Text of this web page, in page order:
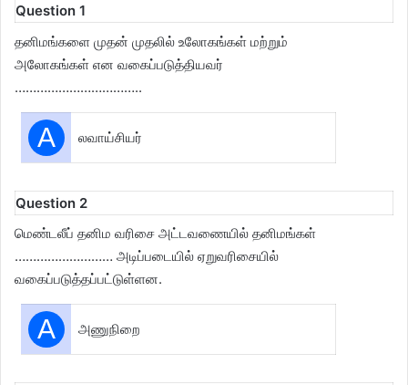
Question 1
தனிமங்களை முதன் முதலில் உலோகங்கள் மற்றும்
அலோகங்கள் என வகைப்படுத்தியவர்
……………………………..
A லவாய்சியர்
Question 2
மெண்டலீப் தனிம வரிசை அட்டவணையில் தனிமங்கள்
……………………… அடிப்படையில் ஏறுவரிசையில்
வகைப்படுத்தப்பட்டுள்ளன.
A அணுநிறை